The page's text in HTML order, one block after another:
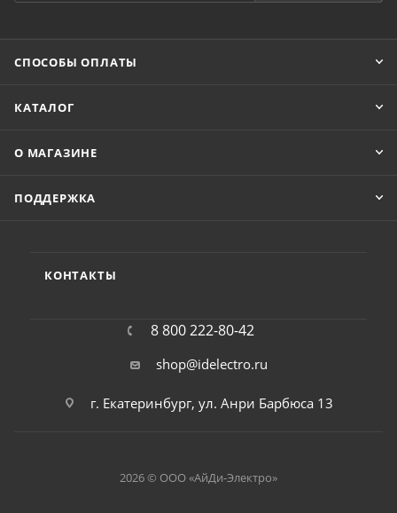
СПОСОБЫ ОПЛАТЫ
КАТАЛОГ
О МАГАЗИНЕ
ПОДДЕРЖКА
КОНТАКТЫ
8 800 222-80-42
shop@idelectro.ru
г. Екатеринбург, ул. Анри Барбюса 13
2026 © ООО «АйДи-Электро»